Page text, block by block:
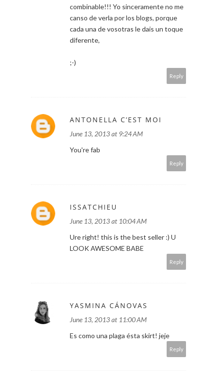
combinable!!! Yo sinceramente no me
canso de verla por los blogs, porque
cada una de vosotras le dais un toque
diferente,
;-)
Reply
ANTONELLA C’EST MOI
June 13, 2013 at 9:24 AM
You're fab
Reply
ISSATCHIEU
June 13, 2013 at 10:04 AM
Ure right! this is the best seller :) U
LOOK AWESOME BABE
Reply
YASMINA CÁNOVAS
June 13, 2013 at 11:00 AM
Es como una plaga ésta skirt! jeje
Reply